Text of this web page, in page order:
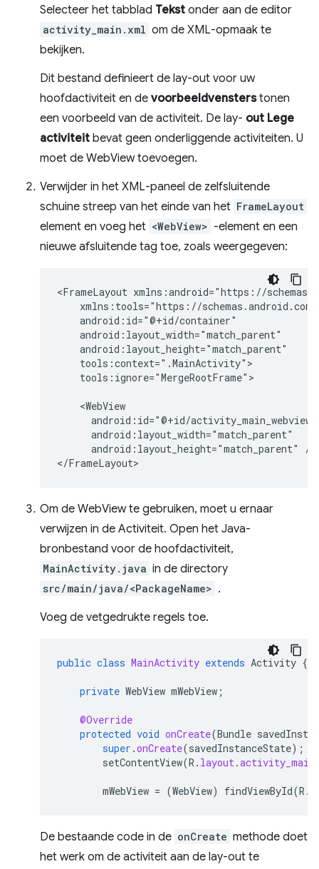
Selecteer het tabblad Tekst onder aan de editor
activity_main.xml om de XML-opmaak te
bekijken.
Dit bestand definieert de lay-out voor uw
hoofdactiviteit en de voorbeeldvensterstonen
een voorbeeld van de activiteit. De lay- out Lege
activiteit bevat geen onderliggende activiteiten. U
moet de WebView toevoegen.
Verwijder in het XML-paneel de zelfsluitende
schuine streep van het einde van het FrameLayout
element en voeg het <WebView> -element en een
nieuwe afsluitende tag toe, zoals weergegeven:
<FrameLayout
tools:ignore="MergeRootFrame">
android:layout_height="match_parent"
/>
Om de WebView te gebruiken, moet u ernaar
verwijzen in de Activiteit. Open het Java-
bronbestand voor de hoofdactiviteit,
MainActivity.java in de directory
src/main/java/<PackageName> .
Voeg de vetgedrukte regels toe.
public class MainActivity extends Activity {
private WebView mWebView ;
@Override
protected void onCreate(Bundle
super .onCreate(savedInstanceState);
setContentView(R . layout.activity_main
mWebView = (WebView) findViewById(R .
De bestaande code in de onCreate methode doet
het werk om de activiteit aan de lay-out te